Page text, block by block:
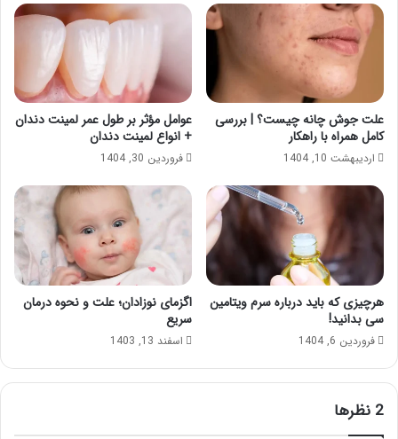
علت جوش چانه چیست؟ | بررسی
کامل همراه با راهکار
اردیبهشت 10, 1404
عوامل مؤثر بر طول عمر لمینت دندان
+ انواع لمینت دندان
فروردین 30, 1404
هرچیزی که باید درباره سرم ویتامین
سی بدانید!
فروردین 6, 1404
اگزمای نوزادان؛ علت و نحوه درمان
سریع
اسفند 13, 1403
‫2 نظرها